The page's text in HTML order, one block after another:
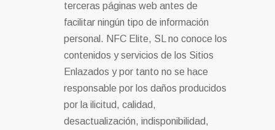
terceras páginas web antes de
facilitar ningún tipo de información
personal. NFC Elite, SL no conoce los
contenidos y servicios de los Sitios
Enlazados y por tanto no se hace
responsable por los daños producidos
por la ilicitud, calidad,
desactualización, indisponibilidad,